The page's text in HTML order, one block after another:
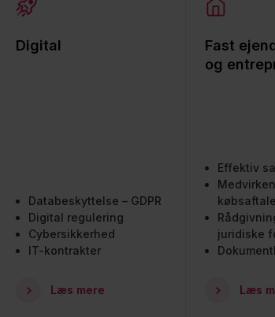
Digital
Databeskyttelse – GDPR
Digital regulering
Cybersikkerhed
IT-kontrakter
Læs mere
Fast
og
Effektiv
juridiske
Læs